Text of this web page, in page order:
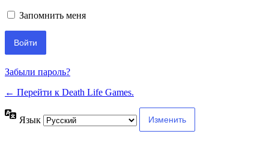
Запомнить меня
Забыли пароль?
← Перейти к Death Life Games.
Язык